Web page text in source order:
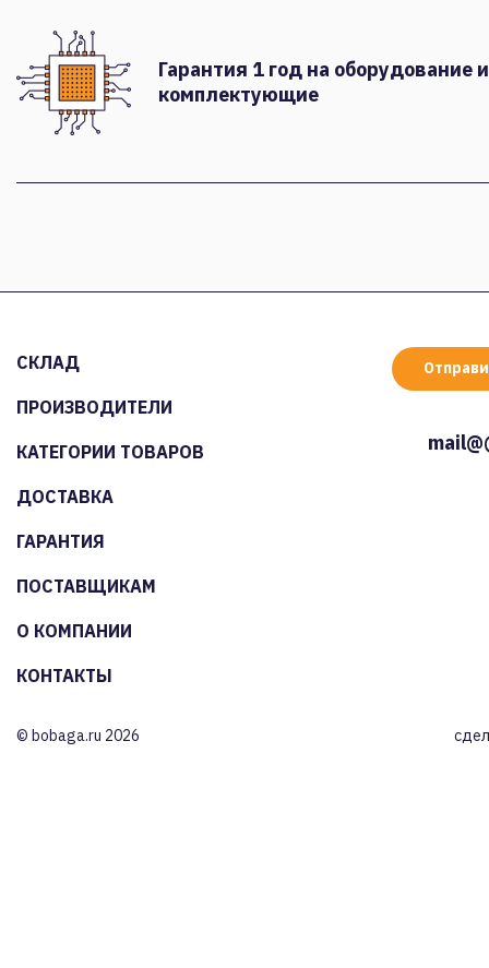
Гарантия 1 год на оборудование и
комплектующие
СКЛАД
ПРОИЗВОДИТЕЛИ
КАТЕГОРИИ ТОВАРОВ
ДОСТАВКА
ГАРАНТИЯ
ПОСТАВЩИКАМ
О КОМПАНИИ
КОНТАКТЫ
© bobaga.ru 2026